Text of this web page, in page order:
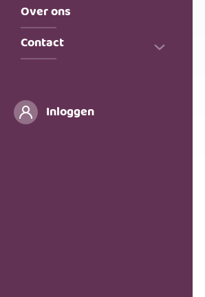
Over ons
Contact
Inloggen